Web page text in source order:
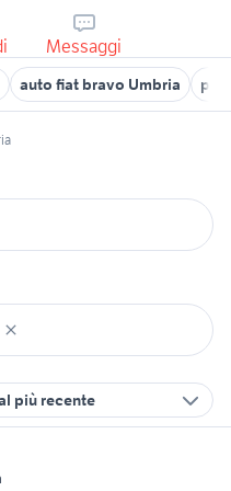
Messaggi
auto fiat bravo Umbria
più recente